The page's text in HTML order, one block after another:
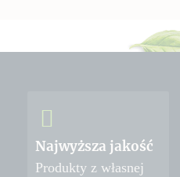
Najwyższa jakość
Produkty z własnej